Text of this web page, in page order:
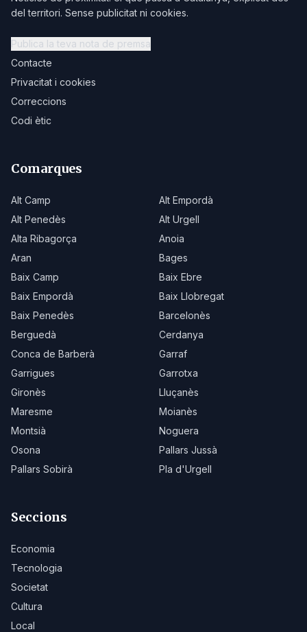
del territori. Sense publicitat ni cookies.
Publica la teva nota de premsa
Contacte
Privacitat i cookies
Correccions
Codi ètic
Comarques
Alt Camp
Alt Empordà
Alt Penedès
Alt Urgell
Alta Ribagorça
Anoia
Aran
Bages
Baix Camp
Baix Ebre
Baix Empordà
Baix Llobregat
Baix Penedès
Barcelonès
Berguedà
Cerdanya
Conca de Barberà
Garraf
Garrigues
Garrotxa
Gironès
Lluçanès
Maresme
Moianès
Montsià
Noguera
Osona
Pallars Jussà
Pallars Sobirà
Pla d'Urgell
Seccions
Economia
Tecnologia
Societat
Cultura
Local